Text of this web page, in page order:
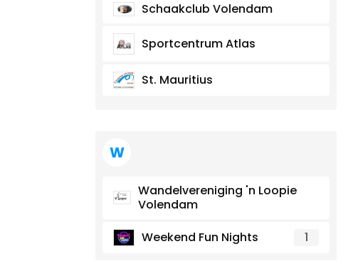
Schaakclub Volendam
Sportcentrum Atlas
St. Mauritius
W
Wandelvereniging 'n Loopie
Volendam
Weekend Fun Nights
1